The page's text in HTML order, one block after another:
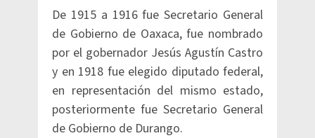
De 1915 a 1916 fue Secretario General
de Gobierno de Oaxaca, fue nombrado
por el gobernador Jesús Agustín Castro
y en 1918 fue elegido diputado federal,
en representación del mismo estado,
posteriormente fue Secretario General
de Gobierno de Durango.